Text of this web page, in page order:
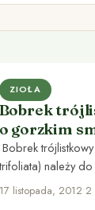
ZIOŁA
Bobrek
o gorzkim
Bobrek
trifoliata) należy
Polsce występuje
17 listopada, 2012•2